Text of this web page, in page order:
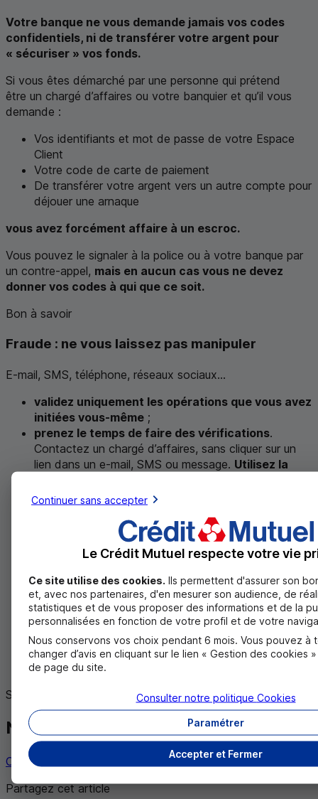
Votre banque ne vous demande jamais vos codes
confidentiels, ni de transférer votre argent pour
« sécuriser » vos fonds.
Si vous êtes démarché par une personne qui prétend
être un chargé d’affaires ou votre banquier et qu’il vous
demande :
Vos identifiants et mot de passe de votre Espace
Client
Votre code de carte de paiement
De transférer votre argent vers un autre compte pour
déjouer une arnaque
vous avez forcément affaire à un escroc.
Vous pouvez le signaler à la police ou à votre banque par
un contre-appel, mais en aucun cas vous ne devez
donner vos codes à qui que ce soit.
Bon à savoir
Fraude : ne vous laissez pas manipuler
E-mail, SMS, téléphone, réseaux sociaux...
validez uniquement les opérations que vous avez
initiées vous-même ;
prenez le temps de faire des vérifications.
Contactez un chargé d’affaires, sans cliquer sur un
lien dans un e-mail, SMS ou message. Utilisez la
allez sur les sites internet par vos propres moyens.
N’utilisez jamais les liens contenus dans des e-
ou publicités qui pourraient vous
rediriger vers des sites miroirs frauduleux;
ne communiquez vos données bancaires à
personne et sous aucun prétexte
: identifiant, mot
de passe, numéro de carte de paiement avec date
d’expiration et cryptogramme, codes de Cartes de
Clés Personnelles,même si le numéro de
téléphone affiché est celui de votre banque;
ne confiez vos moyens de paiement et valeurs à
personne.
Suivez les
consignes de votre banque.
Nous contacter
Contacter un chargé d’affaires
Partagez cet article
Continuer sans accepter
Le Crédit Mutuel respecte votre vie
Ce site utilise des cookies. Ils permettent d'assurer son
et, avec nos partenaires, d'en mesurer son audience, de
statistiques et de vous proposer des informations et de la
personnalisées en fonction de votre profil et de votre
Nous conservons vos choix pendant 6 mois. Vous pouvez à
changer d’avis en cliquant sur le lien « Gestion des cookies
de page du site.
Accepter et Fermer
Paramétrer
Consulter notre politique Cookies